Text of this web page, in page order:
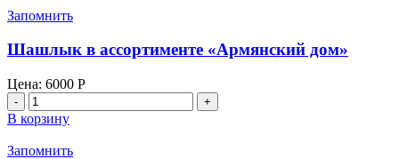
шашлык
телятины
Запомнить
Шашлык в ассортименте «Армянский дом»
Цена: 6000 Р
Количество
товара
Шашлык
в
В корзину
Запомнить